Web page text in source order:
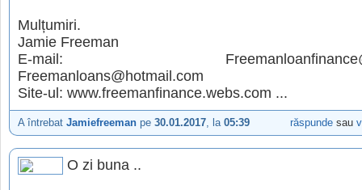
Mulțumiri.
Jamie Freeman
E-mail:
Freemanloans@hotmail.com
Site-ul: www.freemanfinance.webs.com ...
A întrebat Jamiefreeman pe 30.01.2017, la 05:39 răspunde sau
O zi buna ..